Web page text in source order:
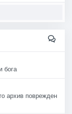
бога
архив поврежден